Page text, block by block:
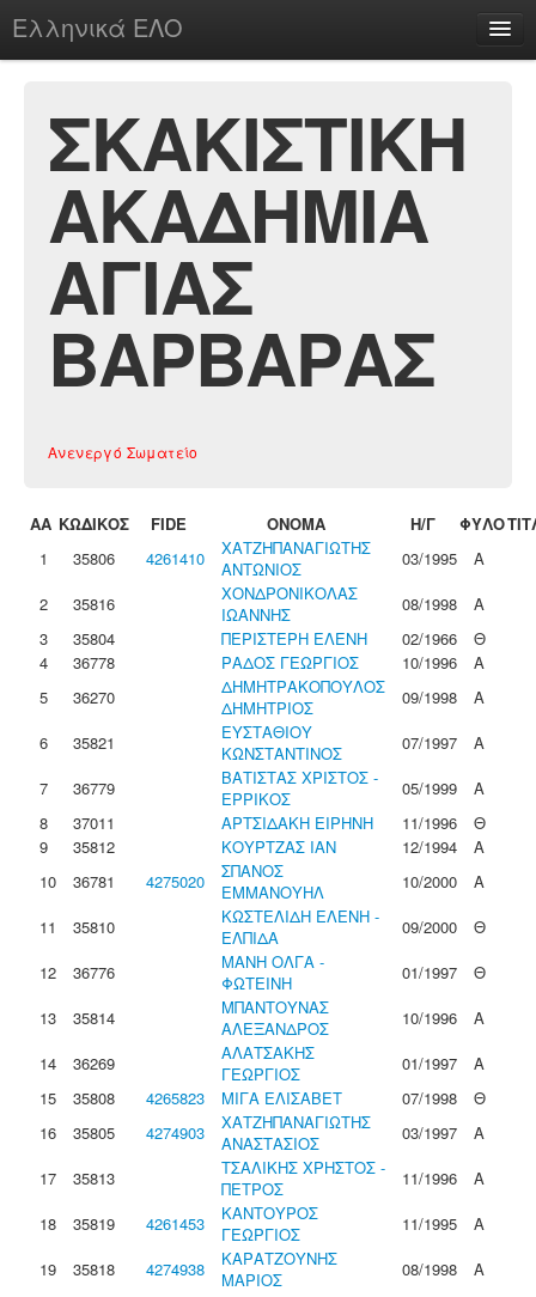
Ελληνικά ΕΛΟ
chesstu.be @ discord
Login
ΣΚΑΚΙΣΤΙΚΗ
ΑΚΑΔΗΜΙΑ
ΑΓΙΑΣ
ΒΑΡΒΑΡΑΣ
Ανενεργό Σωματείο
ΑΑ ΚΩΔΙΚΟΣ FIDE ΟΝΟΜΑ Η/Γ ΦΥΛΟ
1
35806 4261410
ΧΑΤΖΗΠΑΝΑΓΙΩΤΗΣ
ΑΝΤΩΝΙΟΣ
03/1995
Α
2
35816
ΧΟΝΔΡΟΝΙΚΟΛΑΣ
ΙΩΑΝΝΗΣ
08/1998
Α
3
35804 ΠΕΡΙΣΤΕΡΗ ΕΛΕΝΗ 02/1966
Θ
4
36778 ΡΑΔΟΣ ΓΕΩΡΓΙΟΣ 10/1996
Α
5
36270
ΔΗΜΗΤΡΑΚΟΠΟΥΛΟΣ
ΔΗΜΗΤΡΙΟΣ
09/1998
Α
6
35821
ΕΥΣΤΑΘΙΟΥ
ΚΩΝΣΤΑΝΤΙΝΟΣ
07/1997
Α
7
36779
ΒΑΤΙΣΤΑΣ ΧΡΙΣΤΟΣ -
ΕΡΡΙΚΟΣ
05/1999
Α
8
37011 ΑΡΤΣΙΔΑΚΗ ΕΙΡΗΝΗ 11/1996
Θ
9
35812 ΚΟΥΡΤΖΑΣ ΙΑΝ 12/1994
Α
10
36781 4275020
ΣΠΑΝΟΣ
ΕΜΜΑΝΟΥΗΛ
10/2000
Α
11
35810
ΚΩΣΤΕΛΙΔΗ ΕΛΕΝΗ -
ΕΛΠΙΔΑ
09/2000
Θ
12
36776
ΜΑΝΗ ΟΛΓΑ -
ΦΩΤΕΙΝΗ
01/1997
Θ
13
35814
ΜΠΑΝΤΟΥΝΑΣ
ΑΛΕΞΑΝΔΡΟΣ
10/1996
Α
14
36269
ΑΛΑΤΣΑΚΗΣ
ΓΕΩΡΓΙΟΣ
01/1997
Α
15
35808 4265823 ΜΙΓΑ ΕΛΙΣΑΒΕΤ 07/1998
Θ
16
35805 4274903
ΧΑΤΖΗΠΑΝΑΓΙΩΤΗΣ
ΑΝΑΣΤΑΣΙΟΣ
03/1997
Α
17
35813
ΤΣΑΛΙΚΗΣ ΧΡΗΣΤΟΣ -
ΠΕΤΡΟΣ
11/1996
Α
18
35819 4261453
ΚΑΝΤΟΥΡΟΣ
ΓΕΩΡΓΙΟΣ
11/1995
Α
19
35818 4274938
ΚΑΡΑΤΖΟΥΝΗΣ
ΜΑΡΙΟΣ
08/1998
Α